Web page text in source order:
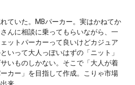
ていた。MBパーカー。実はかねてか
んに相談に乗ってもらいながら、一
ットパーカーって良いけどカジュア
いって大人っぽいはずの「ニット」
いものしかない。そこで「大人が着
カー」を目指して作成。こりゃ市場